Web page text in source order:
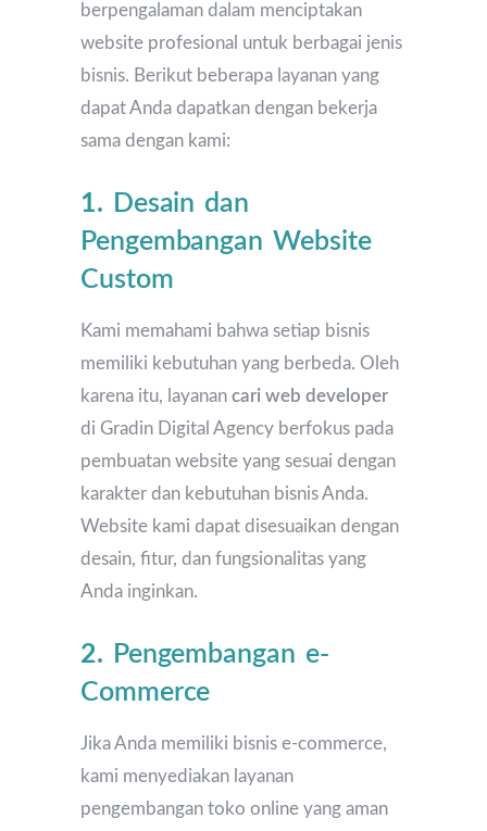
berpengalaman dalam menciptakan
website profesional untuk berbagai jenis
bisnis. Berikut beberapa layanan yang
dapat Anda dapatkan dengan bekerja
sama dengan kami:
1. Desain dan
Pengembangan Website
Custom
Kami memahami bahwa setiap bisnis
memiliki kebutuhan yang berbeda. Oleh
karena itu, layanan cari web developer
di Gradin Digital Agency berfokus pada
pembuatan website yang sesuai dengan
karakter dan kebutuhan bisnis Anda.
Website kami dapat disesuaikan dengan
desain, fitur, dan fungsionalitas yang
Anda inginkan.
2. Pengembangan e-
Commerce
Jika Anda memiliki bisnis e-commerce,
kami menyediakan layanan
pengembangan toko online yang aman